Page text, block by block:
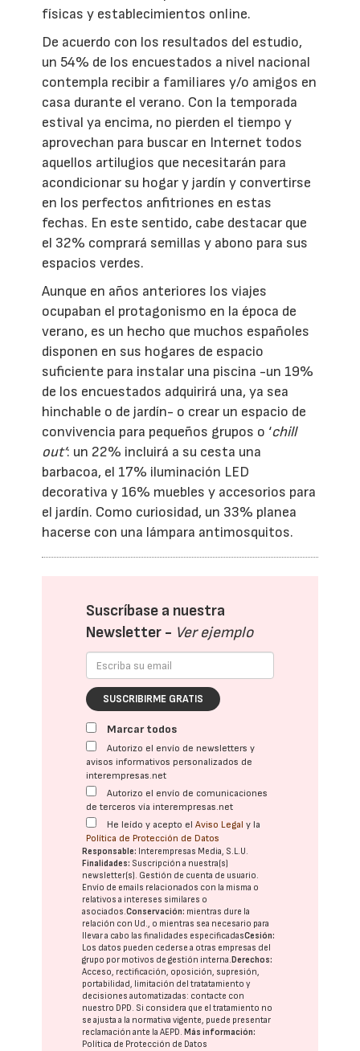
físicas y establecimientos online.
De acuerdo con los resultados del estudio,
un 54% de los encuestados a nivel nacional
contempla recibir a familiares y/o amigos en
casa durante el verano. Con la temporada
estival ya encima, no pierden el tiempo y
aprovechan para buscar en Internet todos
aquellos artilugios que necesitarán para
acondicionar su hogar y jardín y convertirse
en los perfectos anfitriones en estas
fechas. En este sentido, cabe destacar que
el 32% comprará semillas y abono para sus
espacios verdes.
Aunque en años anteriores los viajes
ocupaban el protagonismo en la época de
verano, es un hecho que muchos españoles
disponen en sus hogares de espacio
suficiente para instalar una piscina -un 19%
de los encuestados adquirirá una, ya sea
hinchable o de jardín- o crear un espacio de
convivencia para pequeños grupos o ‘chill
out’: un 22% incluirá a su cesta una
barbacoa, el 17% iluminación LED
decorativa y 16% muebles y accesorios para
el jardín. Como curiosidad, un 33% planea
hacerse con una lámpara antimosquitos.
Suscríbase a nuestra
Newsletter - Ver ejemplo
SUSCRIBIRME GRATIS
Marcar todos
Autorizo el envío de newsletters y
avisos informativos personalizados de
interempresas.net
Autorizo el envío de comunicaciones
de terceros vía interempresas.net
He leído y acepto elAviso Legal y la
Política de Protección de Datos
Responsable: Interempresas Media, S.L.U.
Finalidades: Suscripción a nuestra(s)
newsletter(s). Gestión de cuenta de usuario.
Envío de emails relacionados con la misma o
relativos a intereses similares o
asociados.Conservación: mientras dure la
relación con Ud., o mientras sea necesario para
llevar a cabo las finalidades especificadasCesión:
Los datos pueden cederse a otras empresas del
grupo por motivos de gestión interna. Derechos:
Acceso, rectificación, oposición, supresión,
portabilidad, limitación del tratatamiento y
decisiones automatizadas: contacte con
nuestro DPD. Si considera que el tratamiento no
se ajusta a la normativa vigente, puede presentar
reclamación ante laAEPD. Más información:
Política de Protección de Datos